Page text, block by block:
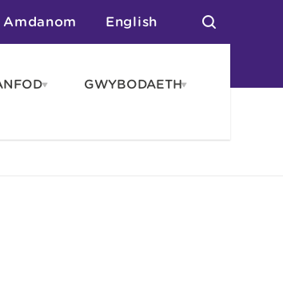
Amdanom English
Open
GWYBODAETHOpen